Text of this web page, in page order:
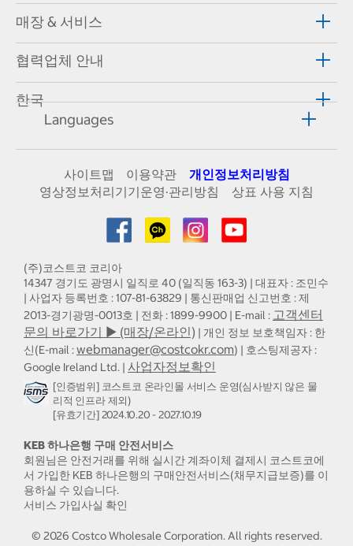
매장 & 서비스
협력업체 안내
한국
Languages
사이트맵 이용약관
개인정보처리방침
영상정보처리기기운영·관리방침
상표 사용 지침
(주)코스트코 코리아
14347 경기도 광명시 일직로 40 (일직동 163-3) | 대표자 : 조민수
| 사업자 등록번호 : 107-81-63829 | 통신판매업 신고번호 : 제
2013-경기광명-0013호 | 전화 : 1899-9900 | E-mail : 고객센터
문의 바로가기 ▶ (매장/온라인) | 개인 정보 보호책임자 : 한
신(E-mail :webmanager@costcokr.com) | 호스팅제공자 :
Google Ireland Ltd. | 사업자정보확인
[인증범위] 코스트코 온라인몰 서비스 운영(심사받지 않은 물
리적 인프라 제외)
[유효기간] 2024.10.20 - 2027.10.19
KEB 하나은행 구매 안전서비스
회원님은 안전거래를 위해 실시간 계좌이체 결제시 코스트코에
서 가입한 KEB 하나은행의 구매안전서비스(채무지급보증)를 이
용하실 수 있습니다.
서비스 가입사실 확인
© 2026 Costco Wholesale Corporation.All rights reserved.